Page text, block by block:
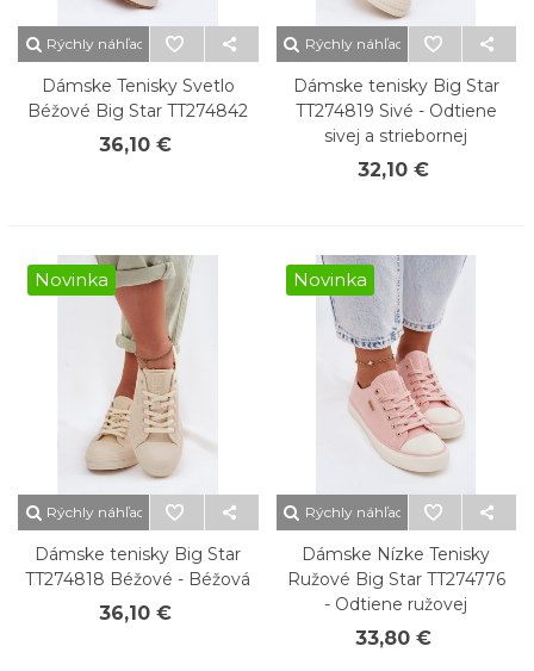
Rýchly náhľad
Dámske Tenisky Svetlo
Béžové Big Star TT274842
36,10 €
Rýchly náhľad
Dámske tenisky Big Star
TT274819 Sivé - Odtiene
sivej a striebornej
32,10 €
Novinka
Rýchly náhľad
Dámske tenisky Big Star
TT274818 Béžové - Béžová
36,10 €
Novinka
Rýchly náhľad
Dámske Nízke Tenisky
Ružové Big Star TT274776
- Odtiene ružovej
33,80 €